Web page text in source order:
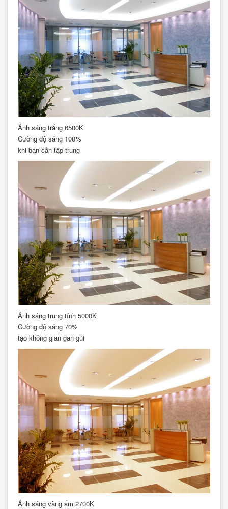
Ánh sáng trắng 6500K
Cường độ sáng 100%
khi bạn cần tập trung
Ánh sáng trung tính 5000K
Cường độ sáng 70%
tạo không gian gần gũi
Ánh sáng vàng ấm 2700K